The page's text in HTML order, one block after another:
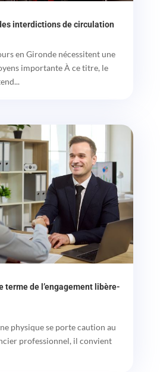
interdictions de circulation
en Gironde nécessitent une
importante À ce titre, le
terme de l’engagement libère-
physique se porte caution au
professionnel, il convient